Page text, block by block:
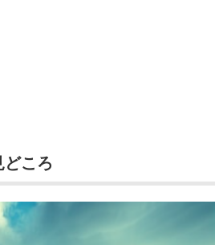
ころ